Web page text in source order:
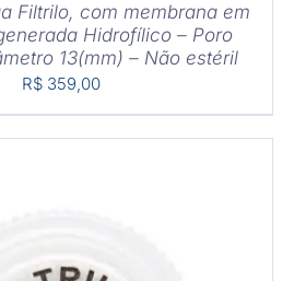
Filtrilo, com membrana em
Hidrofílico – Poro
13(mm) – Não estéril
R$ 359,00